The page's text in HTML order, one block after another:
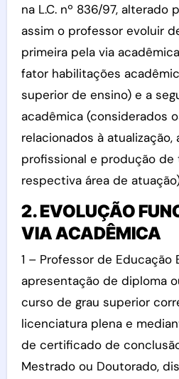
na L.C. nº 836/97, alterado
assim o professor evoluir
primeira pela via
fator habilitações
superior de ensino) e a
acadêmica (considerados
relacionados à
profissional e produção de
respectiva área de
2. EVOLUÇÃO
VIA ACADÊMICA
1 – Professor de Educação
apresentação de diploma
curso de grau superior
licenciatura plena e
de certificado de
Mestrado ou Doutorado,